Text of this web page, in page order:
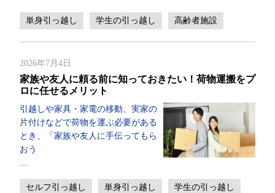
単身引っ越し 学生の引っ越し 高齢者施設
2026年7月4日
家族や友人に頼る前に知っておきたい！荷物運搬をプ
ロに任せるメリット
引越しや家具・家電の移動、実家の
片付けなどで荷物を運ぶ必要がある
とき、「家族や友人に手伝ってもら
おう
セルフ引っ越し 単身引っ越し 学生の引っ越し